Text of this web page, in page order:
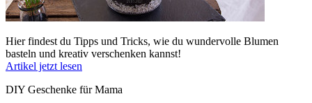
Hier findest du Tipps und Tricks, wie du wundervolle Blumen
basteln und kreativ verschenken kannst!
Artikel jetzt lesen
DIY Geschenke für Mama